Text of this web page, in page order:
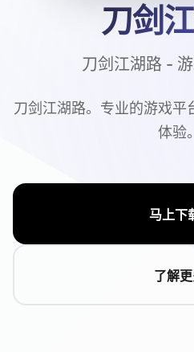
刀剑
刀剑江湖路 -
刀剑江湖路。专业的游戏平
体验。
马上下
了解